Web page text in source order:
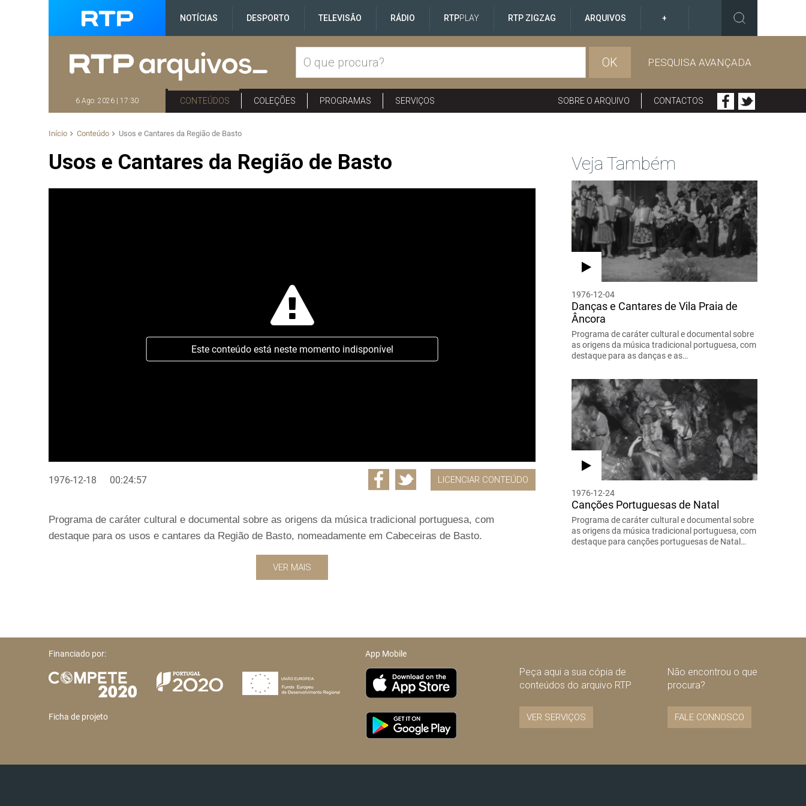
NOTÍCIAS DESPORTO TELEVISÃO RÁDIO RTPPLAY RTP ZIGZAG ARQUIVOS +
OK PESQUISA AVANÇADA
6 Ago. 2026 | 17:30 CONTEÚDOS COLEÇÕES PROGRAMAS SERVIÇOS SOBRE O ARQUIVO CONTACTOS
Início Conteúdo Usos e Cantares da Região de Basto
Usos e Cantares da Região de Basto
Este conteúdo está neste momento indisponível
1976-12-18 00:24:57 LICENCIAR CONTEÚDO
Programa de caráter cultural e documental sobre as origens da música tradicional portuguesa, com
destaque para os usos e cantares da Região de Basto, nomeadamente em Cabeceiras de Basto.
VER MAIS
Veja Também
1976-12-04
Danças e Cantares de Vila Praia de
Âncora
Programa de caráter cultural e documental sobre
as origens da música tradicional portuguesa, com
destaque para as danças e as…
1976-12-24
Canções Portuguesas de Natal
Programa de caráter cultural e documental sobre
as origens da música tradicional portuguesa, com
destaque para canções portuguesas de Natal…
Financiado por:
Ficha de projeto
App Mobile
Peça aqui a sua cópia de
conteúdos do arquivo RTP
VER SERVIÇOS
Não encontrou o que
procura?
FALE CONNOSCO